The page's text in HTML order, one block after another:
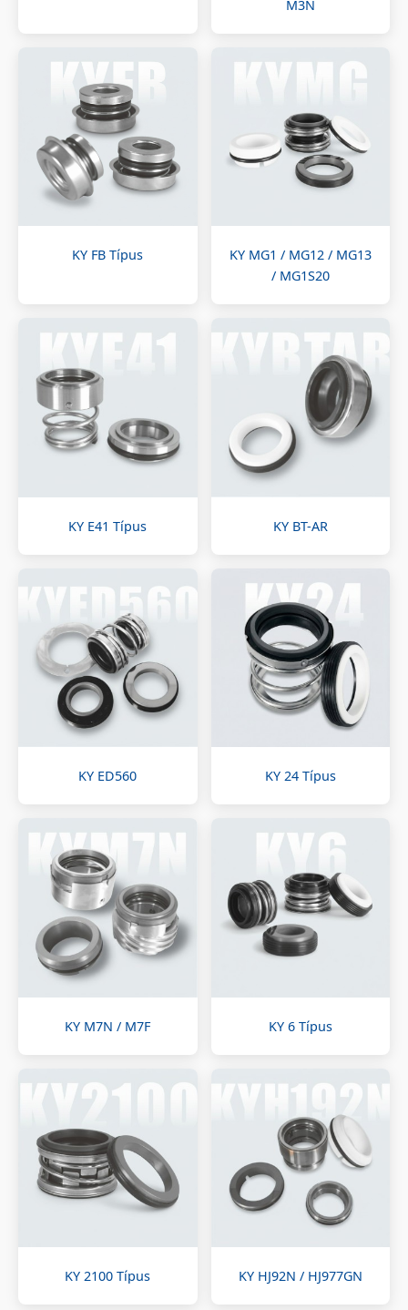
M3N
KY FB Típus
KY MG1 / MG12 / MG13
/ MG1S20
KY E41 Típus KY BT-AR
KY ED560 KY 24 Típus
KY M7N / M7F KY 6 Típus
KY 2100 Típus KY HJ92N / HJ977GN